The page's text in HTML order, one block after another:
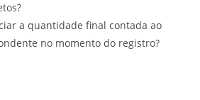
a quantidade final contada ao
no momento do registro?